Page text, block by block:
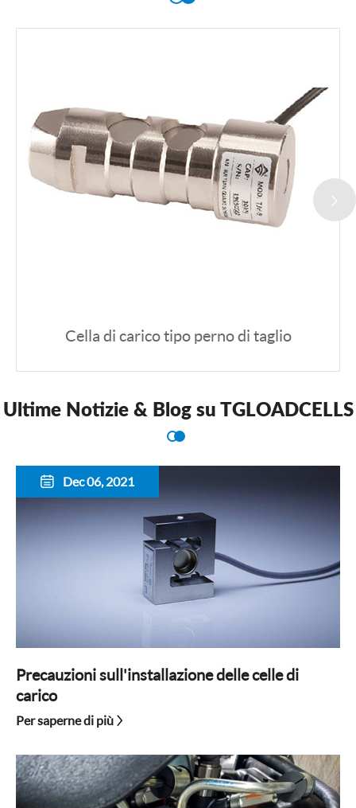
Cella di carico tipo perno di taglio
Ultime Notizie & Blog su TGLOADCELLS
 Dec 06, 2021
Precauzioni sull'installazione delle celle di
carico
Per saperne di più